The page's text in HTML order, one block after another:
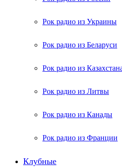
Рок радио из Украины
Рок радио из Беларуси
Рок радио из
Рок радио из Литвы
Рок радио из Канады
Рок радио из Франции
Клубные